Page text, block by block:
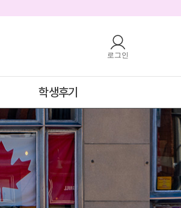
로그인
학생후기
기
모션
핀
핀 어학연수 안내
소개
램
후기
모션